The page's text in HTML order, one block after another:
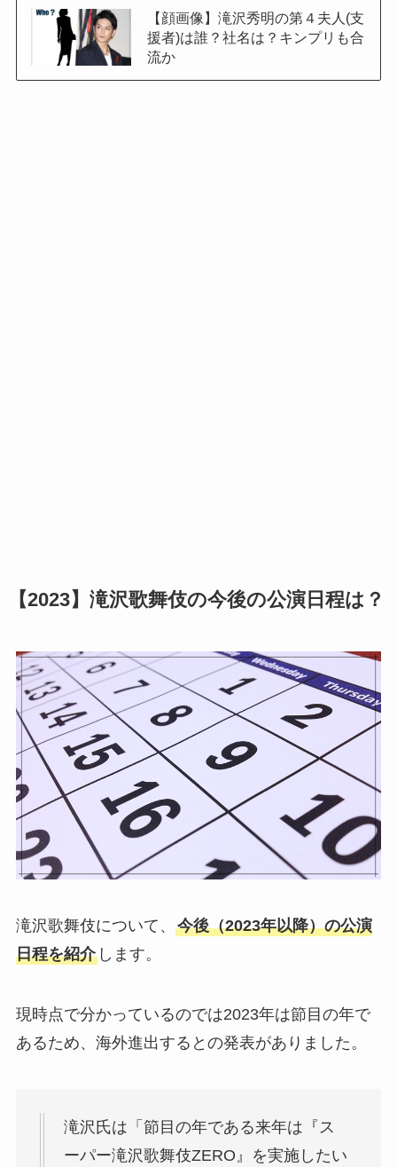
【顔画像】滝沢秀明の第４夫人(支
援者)は誰？社名は？キンプリも合
流か
【2023】滝沢歌舞伎の今後の公演日程は？
滝沢歌舞伎について、 今後（2023年以降）の公演
日程を紹介します。
現時点で分かっているのでは2023年は節目の年で
あるため、海外進出するとの発表がありました。
滝沢氏は「節目の年である来年は『ス
ーパー滝沢歌舞伎ZERO』を実施したい